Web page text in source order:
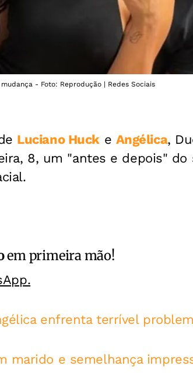
- Foto: Reprodução | Redes Sociais
Luciano Huck e Angélica,
8, um "antes e depois" do
em primeira mão!
enfrenta terrível
marido e semelhança